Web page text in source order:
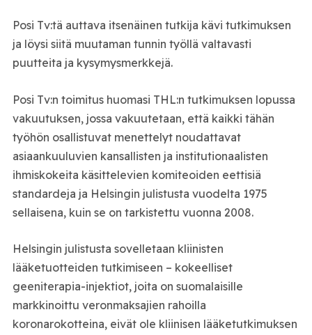
Posi Tv:tä auttava itsenäinen tutkija kävi tutkimuksen
ja löysi siitä muutaman tunnin työllä valtavasti
puutteita ja kysymysmerkkejä.
Posi Tv:n toimitus huomasi THL:n tutkimuksen lopussa
vakuutuksen, jossa vakuutetaan, että kaikki tähän
työhön osallistuvat menettelyt noudattavat
asiaankuuluvien kansallisten ja institutionaalisten
ihmiskokeita käsittelevien komiteoiden eettisiä
standardeja ja Helsingin julistusta vuodelta 1975
sellaisena, kuin se on tarkistettu vuonna 2008.
Helsingin julistusta sovelletaan kliinisten
lääketuotteiden tutkimiseen – kokeelliset
geeniterapia-injektiot, joita on suomalaisille
markkinoittu veronmaksajien rahoilla
koronarokotteina, eivät ole kliinisen lääketutkimuksen